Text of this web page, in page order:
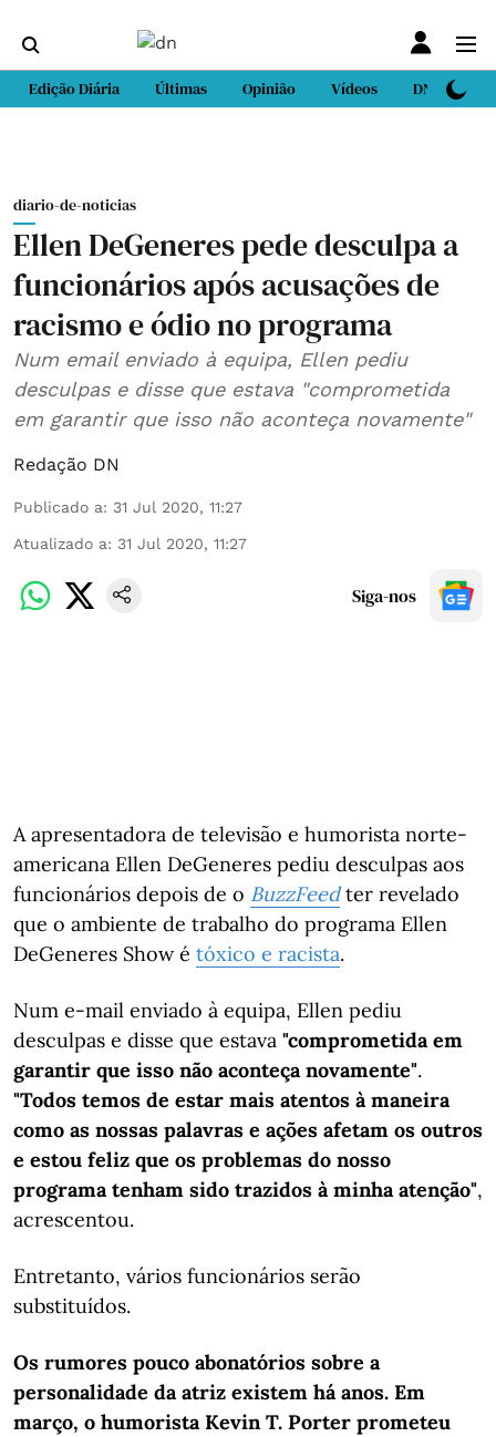
Edição Diária Últimas Opinião Vídeos DN Sport
diario-de-noticias
Ellen DeGeneres pede desculpa a
funcionários após acusações de
racismo e ódio no programa
Num email enviado à equipa, Ellen pediu
desculpas e disse que estava "comprometida
em garantir que isso não aconteça novamente"
Redação DN
Publicado a: 31 Jul 2020, 11:27
Atualizado a: 31 Jul 2020, 11:27
Siga-nos
A apresentadora de televisão e humorista norte-
americana Ellen DeGeneres pediu desculpas aos
funcionários depois de o BuzzFeedter revelado
que o ambiente de trabalho do programa Ellen
DeGeneres Show é tóxico e racista.
Num e-mail enviado à equipa, Ellen pediu
desculpas e disse que estava "comprometida em
garantir que isso não aconteça novamente".
"Todos temos de estar mais atentos à maneira
como as nossas palavras e ações afetam os outros
e estou feliz que os problemas do nosso
programa tenham sido trazidos à minha atenção",
acrescentou.
Entretanto, vários funcionários serão
substituídos.
Os rumores pouco abonatórios sobre a
personalidade da atriz existem há anos. Em
março, o humorista Kevin T. Porter prometeu